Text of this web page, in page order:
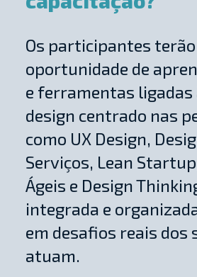
Os participantes
oportunidade de
e ferramentas ligadas
design centrado nas
como UX Design,
Serviços, Lean
Ágeis e Design
integrada e
em desafios reais dos
atuam.